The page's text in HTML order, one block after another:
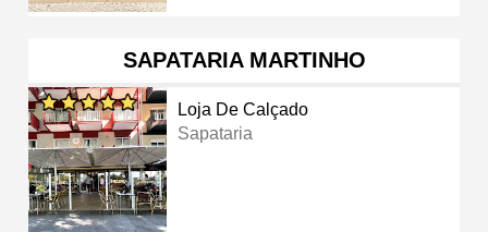
SAPATARIA MARTINHO
Loja De Calçado
Sapataria